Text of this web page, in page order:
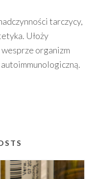
tarczycy,
. Ułoży
organizm